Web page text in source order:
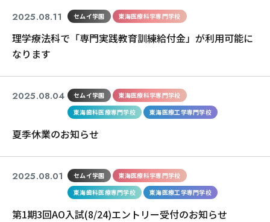
2025.08.11 セムイ学園 東海医療科学専門学校
理学療法科で「専門実践教育訓練給付金」が利用可能に
なります
2025.08.04 セムイ学園
東海医療科学専門学校
東海歯科医療専門学校
東海医療工学専門学校
夏季休業のお知らせ
2025.08.01 セムイ学園
東海医療科学専門学校
東海歯科医療専門学校
東海医療工学専門学校
第1期3回AO入試(8/24)エントリー受付のお知らせ